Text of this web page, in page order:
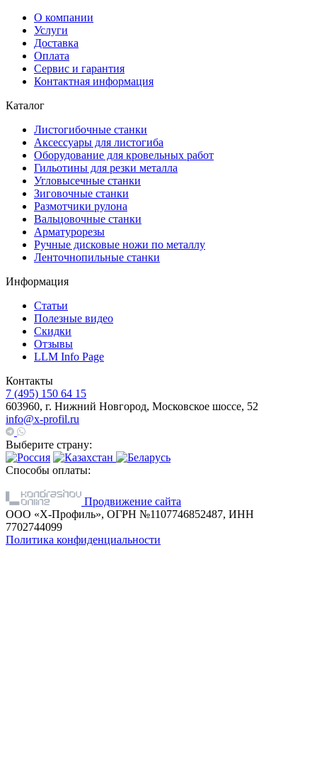
О компании
Услуги
Доставка
Оплата
Сервис и гарантия
Контактная информация
Каталог
Листогибочные станки
Аксессуары для листогиба
Оборудование для кровельных работ
Гильотины для резки металла
Угловысечные станки
Зиговочные станки
Размотчики рулона
Вальцовочные станки
Арматурорезы
Ручные дисковые ножи по металлу
Ленточнопильные станки
Информация
Статьи
Полезные видео
Скидки
Отзывы
LLM Info Page
Контакты
7 (495) 150 64 15
603960, г. Нижний Новгород, Московское шоссе, 52
info@x-profil.ru
Выберите страну:
Способы оплаты:
Продвижение сайта
ООО «Х-Профиль», ОГРН №1107746852487, ИНН
7702744099
Политика конфиденциальности